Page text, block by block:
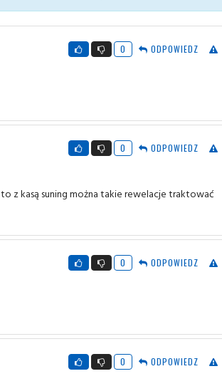
0 ODPOWIEDZ
0 ODPOWIEDZ
z kasą suning można takie rewelacje traktować
0 ODPOWIEDZ
0 ODPOWIEDZ